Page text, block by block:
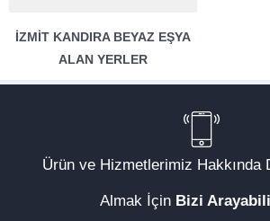
İZMIT KANDIRA BEYAZ EŞYA
ALAN YERLER
Ürün ve Hizmetlerimiz Hakkında
Almak İçin Bizi